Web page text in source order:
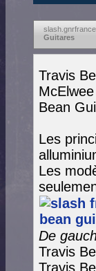
Guitares
Travis
Bean
Les
Les
De
Travis
Travis